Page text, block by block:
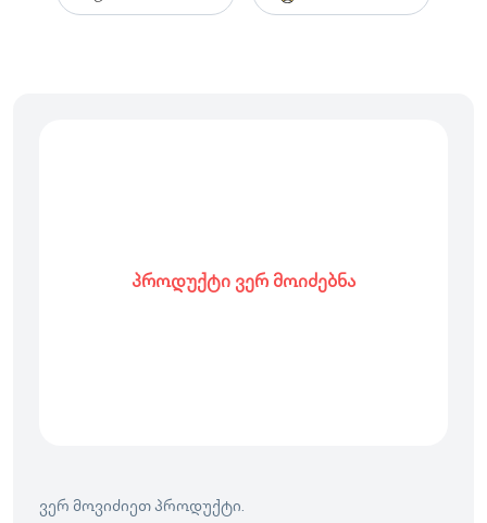
პროდუქტი ვერ მოიძებნა
ვერ მოვიძიეთ პროდუქტი.